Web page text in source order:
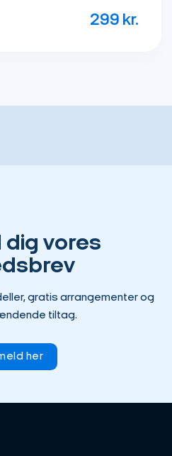
299
dig vores
gratis arrangementer og
tiltag.
her